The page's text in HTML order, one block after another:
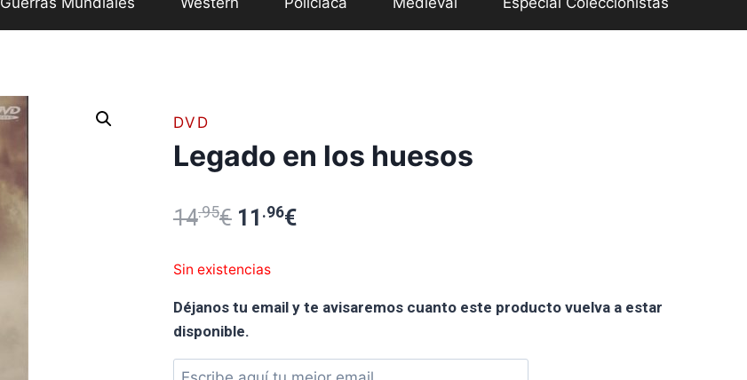
DVD
Legado en los huesos
14.95€ El
era:
14.95€.
11 .96€El
es:
11.96€.
Sin existencias
Déjanos tu email y te avisaremos cuanto este producto vuelva a estar
disponible.
Déjanos